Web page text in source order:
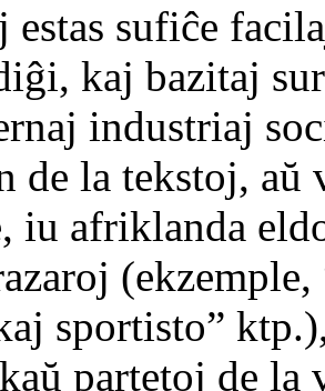
estas sufiĉe
kaj bazitaj
industriaj
de la tekstoj,
iu afriklanda
sportisto”
partetoj de